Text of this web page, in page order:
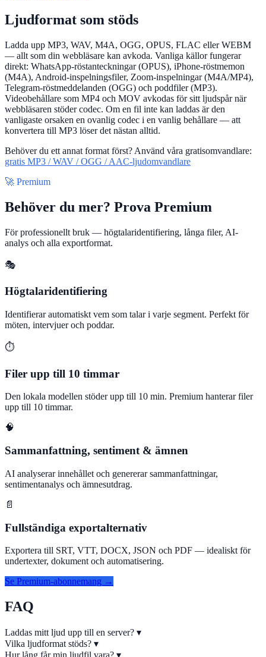
Ljudformat som stöds
Ladda upp MP3, WAV, M4A, OGG, OPUS, FLAC eller WEBM
— allt som din webbläsare kan avkoda. Vanliga källor fungerar
direkt: WhatsApp-röstanteckningar (OPUS), iPhone-röstmemon
(M4A), Android-inspelningsfiler, Zoom-inspelningar (M4A/MP4),
Telegram-röstmeddelanden (OGG) och poddfiler (MP3).
Videobehållare som MP4 och MOV avkodas för sitt ljudspår när
webbläsaren stöder codec. Om en fil inte kan laddas är den
vanligaste orsaken en ovanlig codec i en vanlig behållare — att
konvertera till MP3 löser det nästan alltid.
Behöver du ett annat format först? Använd våra gratisomvandlare:
gratis MP3 / WAV / OGG / AAC-ljudomvandlare
🚀 Premium
Behöver du mer? Prova Premium
För professionellt bruk — högtalaridentifiering, långa filer, AI-
analys och alla exportformat.
🎭
Högtalaridentifiering
Identifierar automatiskt vem som talar i varje segment. Perfekt för
möten, intervjuer och poddar.
⏱️
Filer upp till 10 timmar
Den lokala modellen stöder upp till 10 min. Premium hanterar filer
upp till 10 timmar.
🧠
Sammanfattning, sentiment & ämnen
AI analyserar innehållet och genererar sammanfattningar,
sentimentanalys och ämnesutdrag.
📄
Fullständiga exportalternativ
Exportera till SRT, VTT, DOCX, JSON och PDF — idealiskt för
undertexter, dokument och automatisering.
Se Premium-abonnemang →
FAQ
Laddas mitt ljud upp till en server? ▾
Vilka ljudformat stöds? ▾